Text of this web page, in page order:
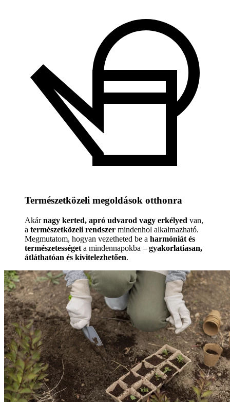
Természetközeli megoldások otthonra
Akárnagy kerted, apró udvarod vagy erkélyed van,
a természetközeli rendszer mindenhol alkalmazható.
Megmutatom, hogyan vezetheted be a harmóniát és
természetességet a mindennapokba – gyakorlatiasan,
átláthatóan és kivitelezhetően.